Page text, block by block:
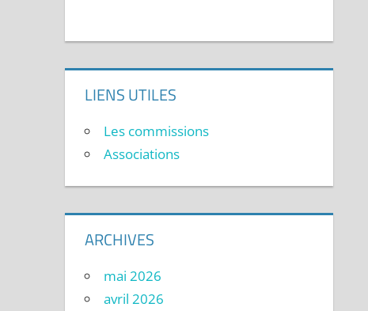
LIENS UTILES
Les commissions
Associations
ARCHIVES
mai 2026
avril 2026